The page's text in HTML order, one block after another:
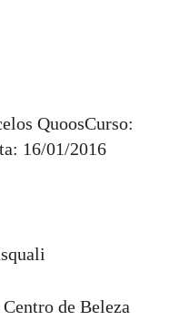
QuoosCurso:
16/01/2016
de Beleza